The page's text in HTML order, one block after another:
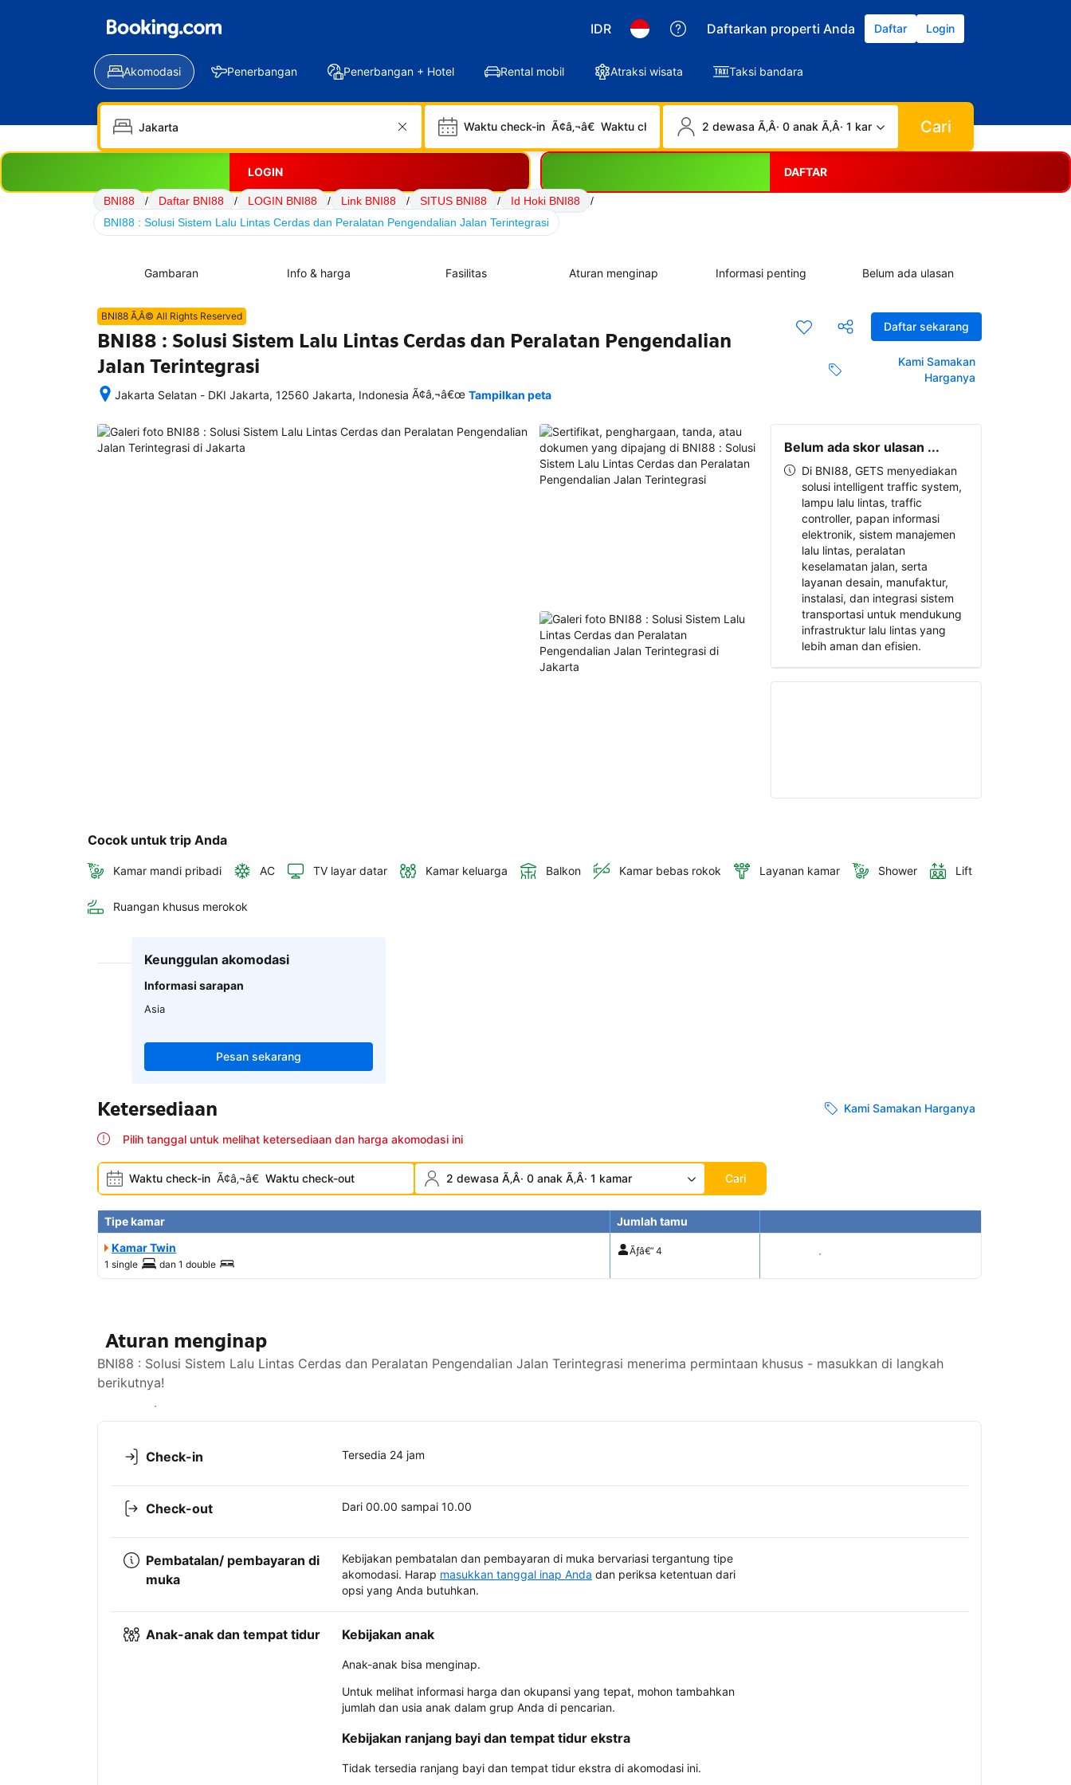
IDR Daftarkan properti Anda Daftar Login
Akomodasi Penerbangan Penerbangan + Hotel Rental mobil Atraksi wisata Taksi bandara
Waktu check-in Ã¢â‚¬â€ Waktu check-out 2 dewasa Ã‚Â· 0 anak Ã‚Â· 1 kamar Cari
LOGIN DAFTAR
BNI88 / Daftar BNI88 / LOGIN BNI88 / Link BNI88 / SITUS BNI88 / Id Hoki BNI88
/
BNI88 : Solusi Sistem Lalu Lintas Cerdas dan Peralatan Pengendalian Jalan Terintegrasi
Gambaran Info & harga Fasilitas Aturan menginap Informasi penting Belum ada ulasan
Daftar sekarang
Kami Samakan
Harganya
BNI88 Ã‚Â© All Rights Reserved
BNI88 : Solusi Sistem Lalu Lintas Cerdas dan Peralatan Pengendalian
Jalan Terintegrasi
Jakarta Selatan - DKI Jakarta, 12560 Jakarta, Indonesia
memesan,
semua
Ã¢â‚¬â€œ Tampilkan peta
Belum ada skor ulasan ...
Di BNI88, GETS menyediakan
solusi intelligent traffic system,
lampu lalu lintas, traffic
controller, papan informasi
elektronik, sistem manajemen
lalu lintas, peralatan
keselamatan jalan, serta
layanan desain, manufaktur,
instalasi, dan integrasi sistem
transportasi untuk mendukung
infrastruktur lalu lintas yang
lebih aman dan efisien.
Cocok untuk trip Anda
Kamar mandi pribadi AC TV layar datar Kamar keluarga Balkon Kamar bebas rokok Layanan kamar Shower Lift
Ruangan khusus merokok
Keunggulan akomodasi
Informasi sarapan
Asia
Pesan sekarang
Ketersediaan Kami Samakan Harganya
Pilih tanggal untuk melihat ketersediaan dan harga akomodasi ini
Waktu check-in Ã¢â‚¬â€ Waktu check-out 2 dewasa Ã‚Â· 0 anak Ã‚Â· 1 kamar Cari
Tipe kamar
Jumlah tamu
Kamar Twin
1 single dan 1 double
Ãƒâ€” 4 Tampilkan harga
Aturan menginap
BNI88 : Solusi Sistem Lalu Lintas Cerdas dan Peralatan Pengendalian Jalan Terintegrasi menerima permintaan khusus - masukkan di langkah
berikutnya!
Lihat ketersediaan
Check-in Tersedia 24 jam
Check-out Dari 00.00 sampai 10.00
Pembatalan/ pembayaran di
muka
Kebijakan pembatalan dan pembayaran di muka bervariasi tergantung tipe
akomodasi. Harap masukkan tanggal inap Anda dan periksa ketentuan dari
opsi yang Anda butuhkan.
Anak-anak dan tempat tidur Kebijakan anak
Anak-anak bisa menginap.
Untuk melihat informasi harga dan okupansi yang tepat, mohon tambahkan
jumlah dan usia anak dalam grup Anda di pencarian.
Kebijakan ranjang bayi dan tempat tidur ekstra
Tidak tersedia ranjang bayi dan tempat tidur ekstra di akomodasi ini.